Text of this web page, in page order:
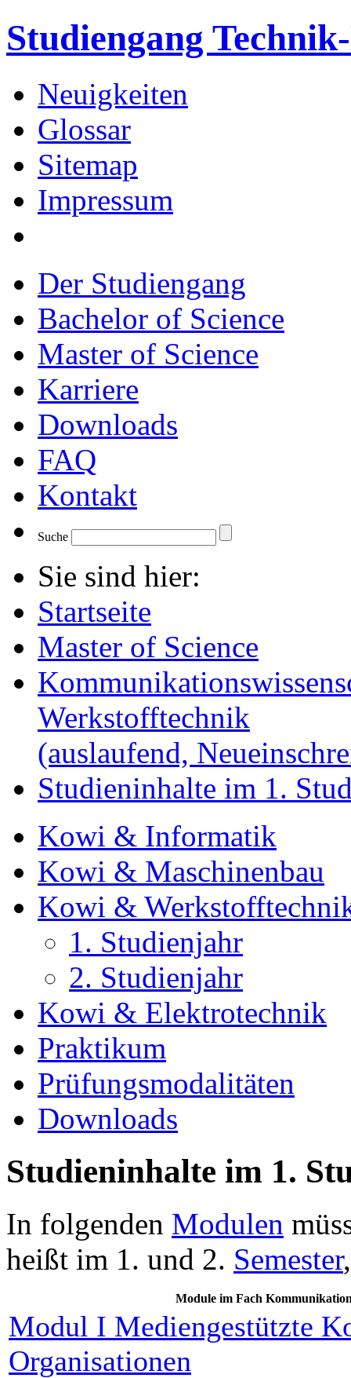
Studiengang
Neuigkeiten
Glossar
Sitemap
Impressum
Der Studiengang
Bachelor of Science
Master of Science
Karriere
Downloads
FAQ
Kontakt
Suche
Sie sind hier:
Startseite
Master of Science
Werkstofftechnik
(auslaufend,
Studieninhalte im 1.
Kowi & Informatik
Kowi & Maschinenbau
Kowi &
1. Studienjahr
2. Studienjahr
Kowi & Elektrotechnik
Praktikum
Prüfungsmodalitäten
Downloads
Studieninhalte im 1.
In folgenden Modulen
heißt im 1. und 2. Semester
Module im Fach
Modul I Mediengestützte
Organisationen